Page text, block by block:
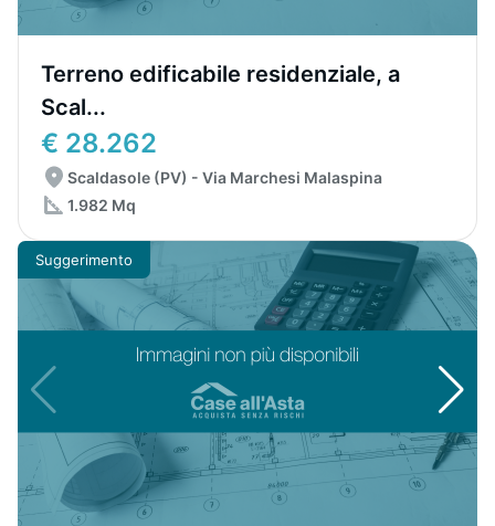
Terreno edificabile residenziale, a
Scal...
€ 28.262
Scaldasole (PV) - Via Marchesi Malaspina
1.982 Mq
Suggerimento